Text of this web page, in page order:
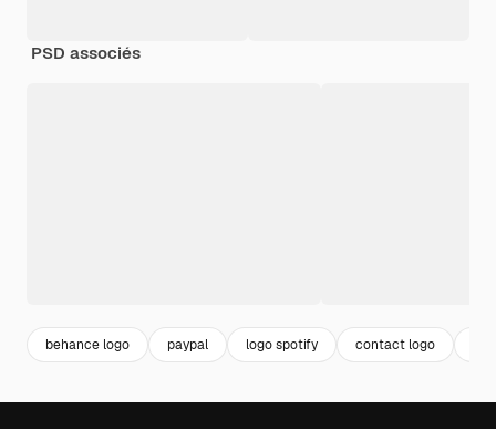
PSD associés
behance logo paypal logo spotify contact logo